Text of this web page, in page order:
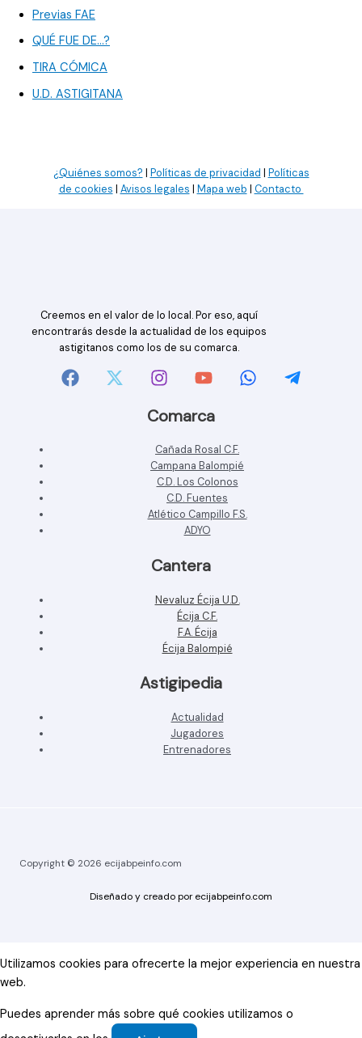
Previas FAE
QUÉ FUE DE…?
TIRA CÓMICA
U.D. ASTIGITANA
¿Quiénes somos? | Políticas de privacidad | Políticas
de cookies | Avisos legales | Mapa web | Contacto
Creemos en el valor de lo local. Por eso, aquí
encontrarás desde la actualidad de los equipos
astigitanos como los de su comarca.
Comarca
Cañada Rosal C.F.
Campana Balompié
C.D. Los Colonos
C.D. Fuentes
Atlético Campillo F.S.
ADYO
Cantera
Nevaluz Écija U.D.
Écija C.F.
F.A. Écija
Écija Balompié
Astigipedia
Actualidad
Jugadores
Entrenadores
Copyright © 2026 ecijabpeinfo.com
Diseñado y creado por ecijabpeinfo.com
Utilizamos cookies para ofrecerte la mejor experiencia en nuestra
web.
Puedes aprender más sobre qué cookies utilizamos o